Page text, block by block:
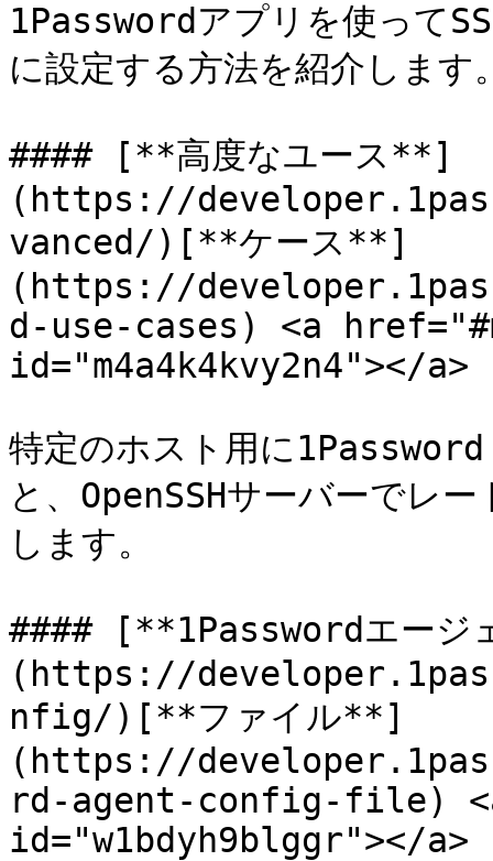
1Passwordアプリを使って
に設定する方法を紹介します
#### [**高度なユース**]
(https://
vanced/)[**ケース**]
(https://
d-use-cases) <a
id="m4a4k4kvy2n4"></a>
特定のホスト用に
と、OpenSSHサーバーでレ
します。
#### [**1Passwordエージ
(https://
nfig/)[**ファイル**]
(https://
rd-agent-config-file)
id="w1bdyh9blggr"></a>